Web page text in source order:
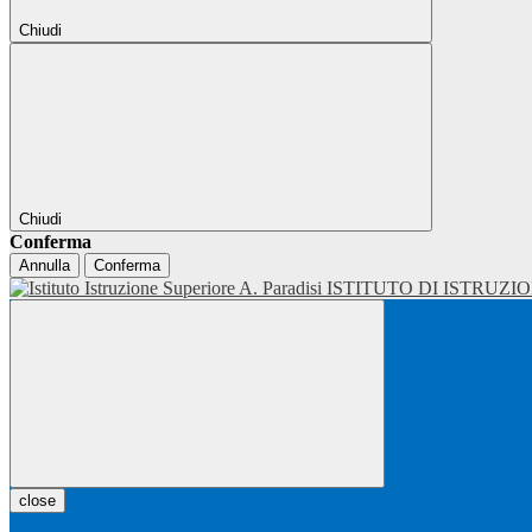
Chiudi
Chiudi
Conferma
Annulla Conferma
ISTITUTO DI
close